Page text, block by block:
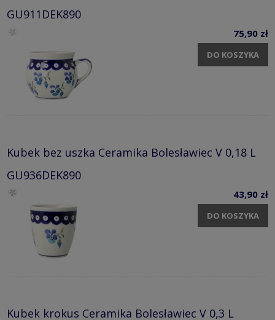
GU911DEK890
75,90 zł
DO KOSZYKA
Kubek bez uszka Ceramika Bolesławiec V 0,18 L
GU936DEK890
43,90 zł
DO KOSZYKA
Kubek krokus Ceramika Bolesławiec V 0,3 L